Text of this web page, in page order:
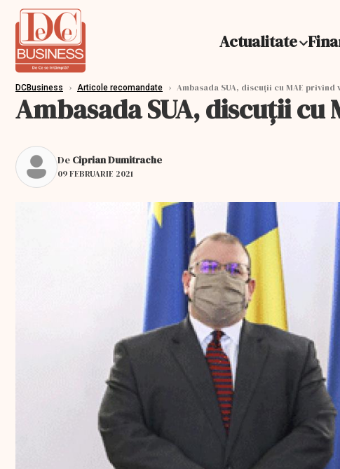
Actualitate
DCBusiness › Articole recomandate › Ambasada SUA, discuții cu MAE
Ambasada SUA, discuții
De Ciprian Dumitrache
09 FEBRUARIE 2021